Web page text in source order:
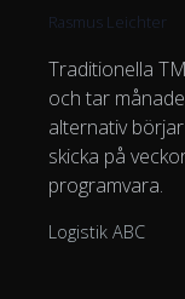
Rasmus Leichter
Traditionella
och tar
alternativ
skicka på
programvara.
Logistik ABC